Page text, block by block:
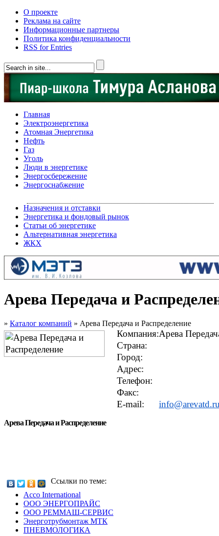
О проекте
Реклама на сайте
Информационные партнеры
Политика конфиденциальности
RSS for Entries
Главная
Электроэнергетика
Атомная Энергетика
Нефть
Газ
Уголь
Люди в энергетике
Энергосбережение
Энергоснабжение
Назначения и отставки
Энергетика и фондовый рынок
Статьи об энергетике
Альтернативная энергетика
ЖКХ
Арева Передача и
» Каталог компаний » Арева Передача и Распределение
Компания:Арева
Страна:
Город:
Адрес:
Телефон:
Факс:
E-mail:
Арева Передача и Распределение
Ссылки по теме:
Acco International
ООО ЭНЕРГОПРАЙС
ООО РЕММАШ-СЕРВИС
Энерготрубмонтаж МТК
ПНЕВМОЛОГИКА